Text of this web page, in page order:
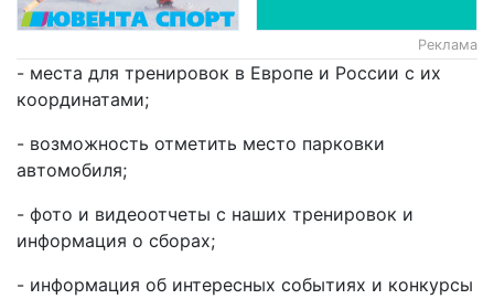
Реклама
- места для тренировок в Европе и России с их
координатами;
- возможность отметить место парковки
автомобиля;
- фото и видеоотчеты с наших тренировок и
информация о сборах;
- информация об интересных событиях и конкурсы